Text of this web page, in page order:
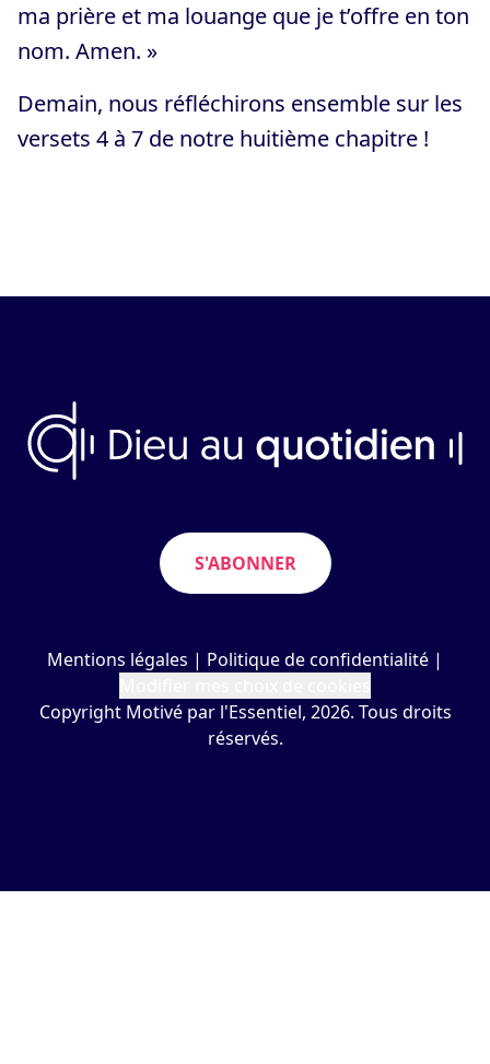
ma prière et ma louange que je t’offre en ton
nom. Amen. »
Demain, nous réfléchirons ensemble sur les
versets 4 à 7 de notre huitième chapitre !
S'ABONNER
Mentions légales | Politique de confidentialité |
Copyright Motivé par l'Essentiel, 2026. Tous droits
réservés.